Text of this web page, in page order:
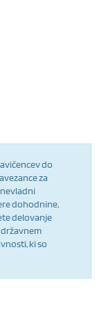
do
za
dohodnine,
delovanje
državnem
ki so